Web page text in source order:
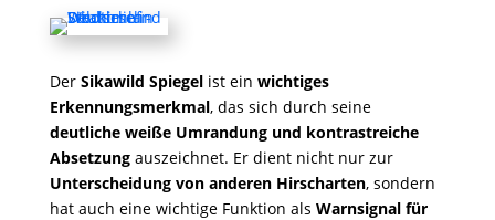
Der Sikawild Spiegelist ein wichtiges
Erkennungsmerkmal, das sich durch seine
deutliche weiße Umrandung und kontrastreiche
Absetzungauszeichnet. Er dient nicht nur zur
Unterscheidung von anderen Hirscharten, sondern
hat auch eine wichtige Funktion als Warnsignal für